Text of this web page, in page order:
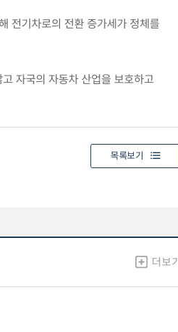
전기차로의 전환 증가세가 정체를
자국의 자동차 산업을 보호하고
목록보기
더보기